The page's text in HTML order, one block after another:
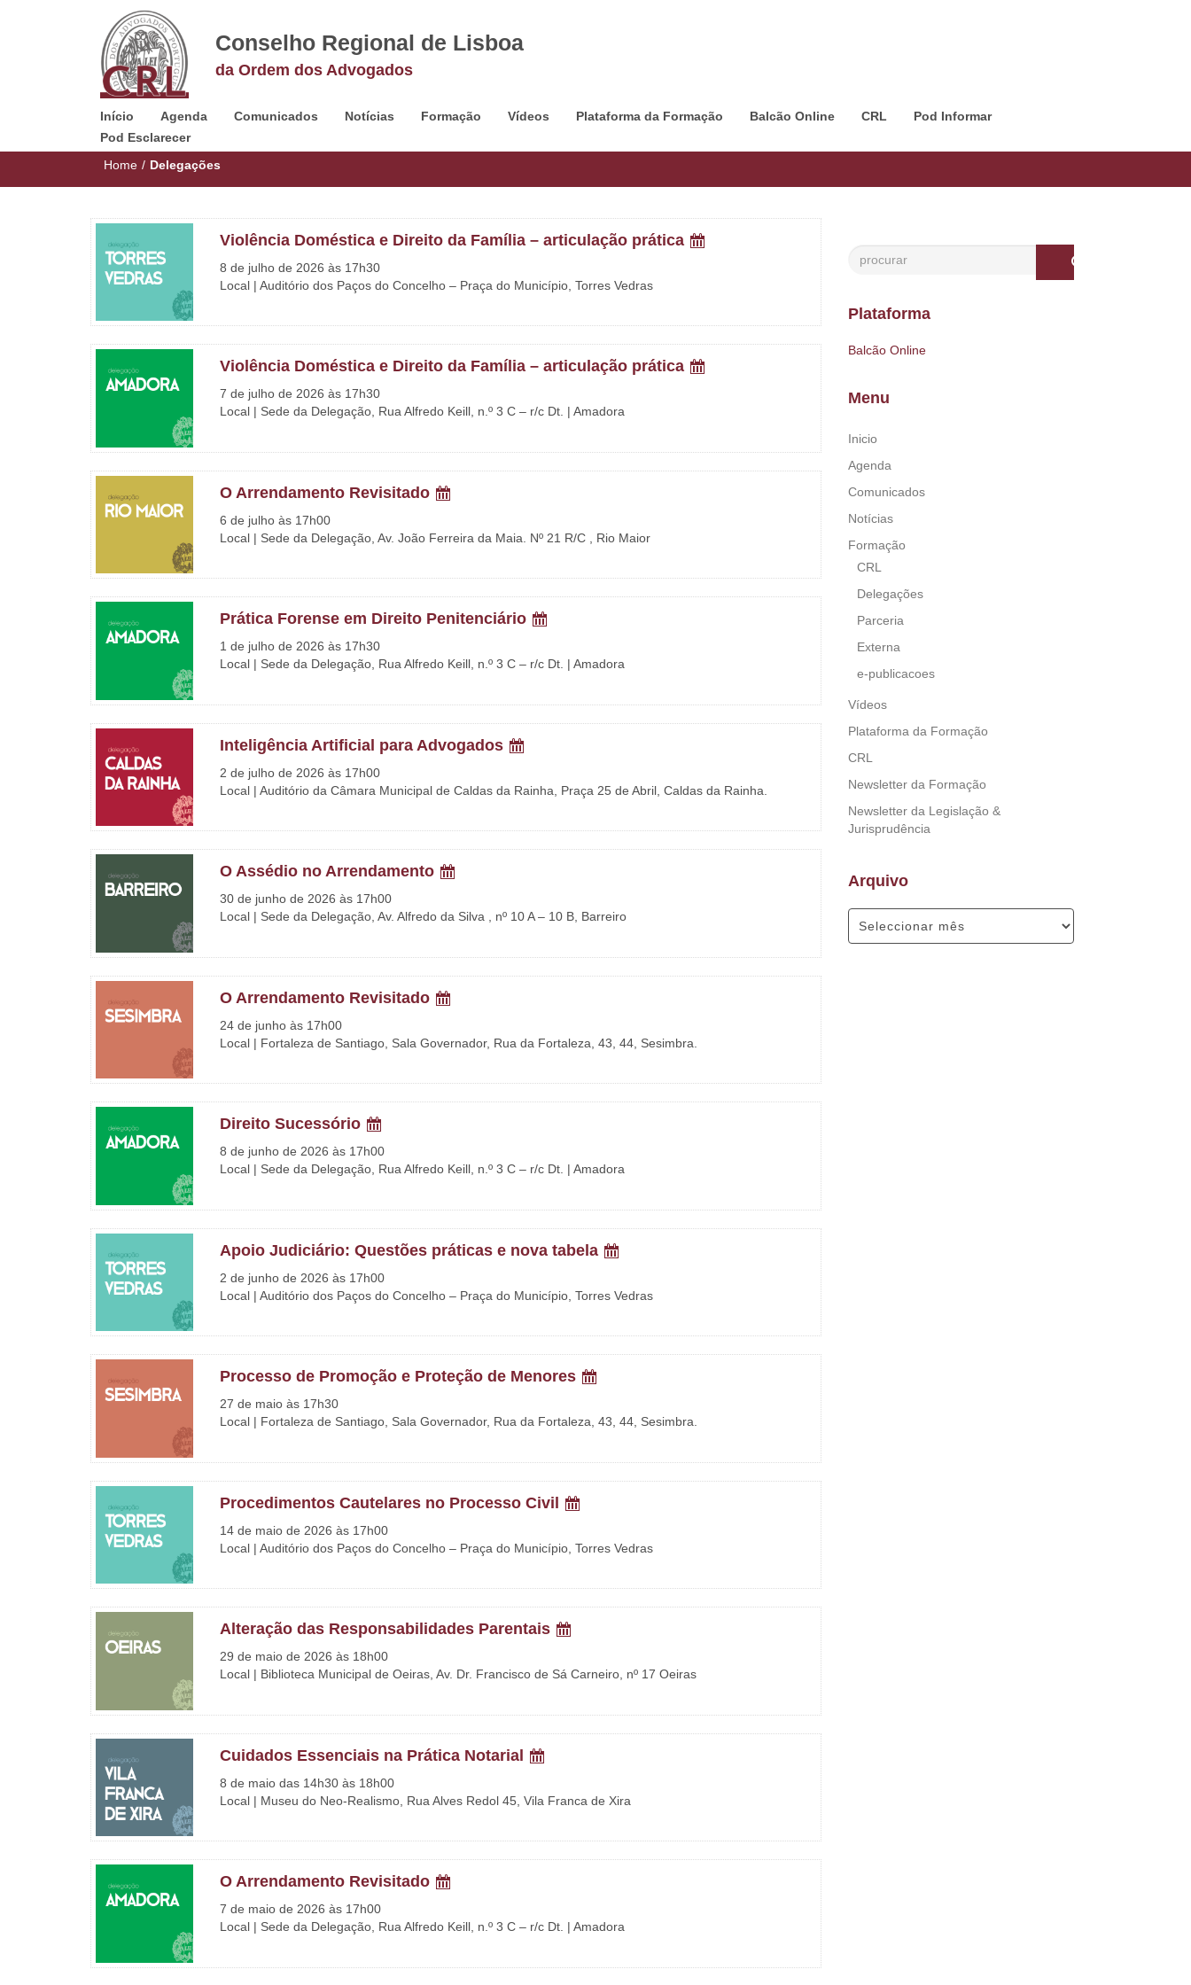
Conselho Regional de Lisboa
da Ordem dos Advogados
Início Agenda Comunicados Notícias Formação Vídeos Plataforma da Formação Balcão Online CRL
Pod Informar
Pod Esclarecer
Home / Delegações
Violência Doméstica e Direito da Família – articulação prática
8 de julho de 2026 às 17h30
Local | Auditório dos Paços do Concelho – Praça do Município, Torres Vedras
Violência Doméstica e Direito da Família – articulação prática
7 de julho de 2026 às 17h30
Local | Sede da Delegação, Rua Alfredo Keill, n.º 3 C – r/c Dt. | Amadora
O Arrendamento Revisitado
6 de julho às 17h00
Local | Sede da Delegação, Av. João Ferreira da Maia. Nº 21 R/C , Rio Maior
Prática Forense em Direito Penitenciário
1 de julho de 2026 às 17h30
Local | Sede da Delegação, Rua Alfredo Keill, n.º 3 C – r/c Dt. | Amadora
Inteligência Artificial para Advogados
2 de julho de 2026 às 17h00
Local | Auditório da Câmara Municipal de Caldas da Rainha, Praça 25 de Abril, Caldas da Rainha.
O Assédio no Arrendamento
30 de junho de 2026 às 17h00
Local | Sede da Delegação, Av. Alfredo da Silva , nº 10 A – 10 B, Barreiro
O Arrendamento Revisitado
24 de junho às 17h00
Local | Fortaleza de Santiago, Sala Governador, Rua da Fortaleza, 43, 44, Sesimbra.
Direito Sucessório
8 de junho de 2026 às 17h00
Local | Sede da Delegação, Rua Alfredo Keill, n.º 3 C – r/c Dt. | Amadora
Apoio Judiciário: Questões práticas e nova tabela
2 de junho de 2026 às 17h00
Local | Auditório dos Paços do Concelho – Praça do Município, Torres Vedras
Processo de Promoção e Proteção de Menores
27 de maio às 17h30
Local | Fortaleza de Santiago, Sala Governador, Rua da Fortaleza, 43, 44, Sesimbra.
Procedimentos Cautelares no Processo Civil
14 de maio de 2026 às 17h00
Local | Auditório dos Paços do Concelho – Praça do Município, Torres Vedras
Alteração das Responsabilidades Parentais
29 de maio de 2026 às 18h00
Local | Biblioteca Municipal de Oeiras, Av. Dr. Francisco de Sá Carneiro, nº 17 Oeiras
Cuidados Essenciais na Prática Notarial
8 de maio das 14h30 às 18h00
Local | Museu do Neo-Realismo, Rua Alves Redol 45, Vila Franca de Xira
O Arrendamento Revisitado
7 de maio de 2026 às 17h00
Local | Sede da Delegação, Rua Alfredo Keill, n.º 3 C – r/c Dt. | Amadora
Plataforma
Balcão Online
Menu
Inicio
Agenda
Comunicados
Notícias
Formação
CRL
Delegações
Parceria
Externa
e-publicacoes
Vídeos
Plataforma da Formação
CRL
Newsletter da Formação
Newsletter da Legislação &
Jurisprudência
Arquivo